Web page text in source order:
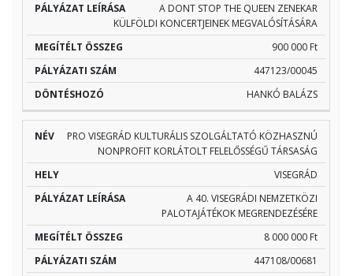
A DONT STOP THE QUEEN ZENEKAR
KÜLFÖLDI KONCERTJEINEK MEGVALÓSÍTÁSÁRA
900 000 Ft
447123/00045
HANKÓ BALÁZS
PRO VISEGRÁD KULTURÁLIS SZOLGÁLTATÓ KÖZHASZNÚ
NONPROFIT KORLÁTOLT FELELŐSSÉGŰ TÁRSASÁG
VISEGRÁD
A 40. VISEGRÁDI NEMZETKÖZI
PALOTAJÁTÉKOK MEGRENDEZÉSÉRE
8 000 000 Ft
447108/00681